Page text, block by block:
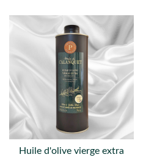
Huile d'olive vierge extra